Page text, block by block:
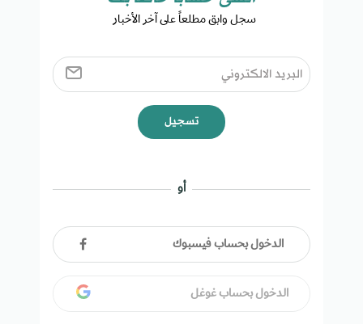
سجل وابق مطلعاً على آخر الأخبار ​
تسجيل
أو
الدخول بحساب فيسبوك
الدخول بحساب غوغل